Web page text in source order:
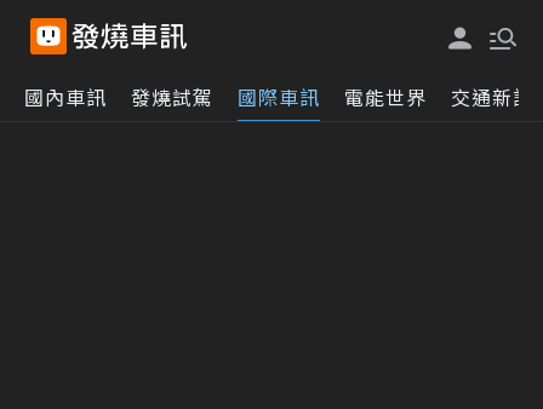
國內車訊 發燒試駕 國際車訊 電能世界 交通新訊